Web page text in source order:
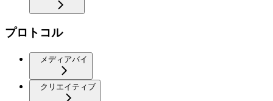
プロトコル
メディアバイ
クリエイティブ